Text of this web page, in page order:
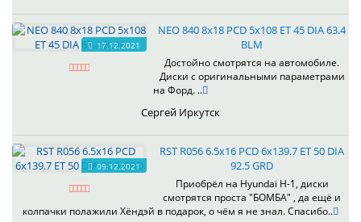
17.12.2021
NEO 840 8x18 PCD 5x108 ET 45 DIA 63.4
BLM
Достойно смотрятся на автомобиле.
Диски с оригинальными параметрами
на Форд. ..
Сергей Иркутск
09.12.2021
RST R056 6.5x16 PCD 6x139.7 ET 50 DIA
92.5 GRD
Приобрёл на Hyundai H-1, диски
смотрятся проста "БОМБА" , да ещё и
колпачки полажили Хёндэй в подарок, о чём я не знал. Спасибо..